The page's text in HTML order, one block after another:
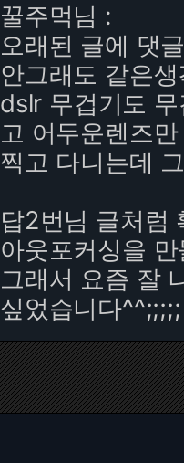
꿀주먹님 :
오래된 글에 댓
안그래도 같은
dslr 무겁기도
고 어두운렌즈
찍고 다니는데
답2번님 글처럼
아웃포커싱을
그래서 요즘 잘
싶었습니다^^;;;;;